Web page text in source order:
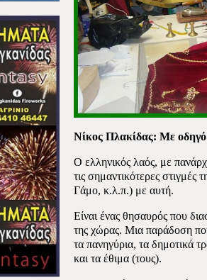
Νίκος Πλακίδας: Με
Ο ελληνικός λαός, με
τις σημαντικότερες
Γάμο, κ.λ.π.) με αυτή.
Είναι ένας θησαυρός που
της χώρας. Μια παράδοση
τα πανηγύρια, τα δημοτικά
και τα έθιμα (τους).